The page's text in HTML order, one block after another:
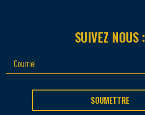
SUIVEZ NOUS :
SOUMETTRE